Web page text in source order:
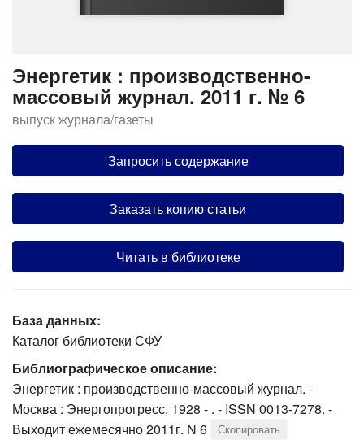
Энергетик : производственно-
массовый журнал. 2011 г. № 6
выпуск журнала/газеты
Запросить содержание
Заказать копию статьи
Читать в библиотеке
База данных:
Каталог библиотеки СФУ
Библиографическое описание:
Энергетик : производственно-массовый журнал. -
Москва : Энергопрогресс, 1928 - . - ISSN 0013-7278. -
Выходит ежемесячно 2011г. N 6
Скопировать